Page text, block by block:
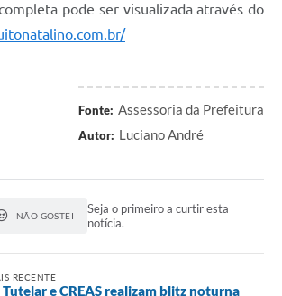
pode ser visualizada através do
Fonte: Assessoria da Prefeitura
Autor: Luciano André
NÃO GOSTEI
Seja o primeiro a curtir esta
notícia.
RECENTE
e CREAS realizam blitz noturna